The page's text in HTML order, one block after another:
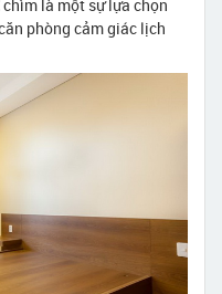
chìm là một sự lựa chọn
phòng cảm giác lịch